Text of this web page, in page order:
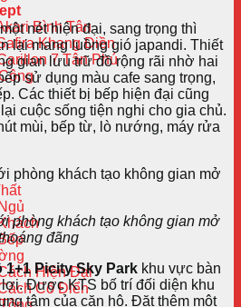
Bình Tân
Khang Điền
7 Tân Phú
Hiện Đại
Cổ Điển
nét hiện đại, sang trọng thì
lại mang luồng gió japandi. Thiết
gian lưu trữ đồ rộng rãi nhờ hai
sử dụng màu cafe sang trọng,
Các thiết bị bếp hiện đại cũng
cuộc sống tiện nghi cho gia chủ.
mùi, bếp từ, lò nướng, máy rửa
phòng khách tạo không gian mở
đãng
1+1 Picity Sky Park khu vực bàn
Được KTS bố trí đối diện khu
tâm của căn hộ. Đặt thêm một